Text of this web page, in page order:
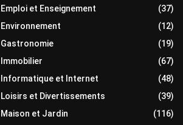
Emploi et Enseignement
(37)
Environnement
(12)
Gastronomie
(19)
Immobilier
(67)
Informatique et Internet
(48)
Loisirs et Divertissements
(39)
Maison et Jardin
(116)